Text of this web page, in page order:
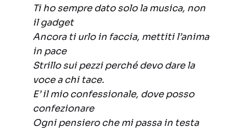
Ti ho sempre dato solo la musica, non
il gadget
Ancora ti urlo in faccia, mettiti l’anima
in pace
Strillo sui pezzi perché devo dare la
voce a chi tace.
E’ il mio confessionale, dove posso
confezionare
Ogni pensiero che mi passa in testa